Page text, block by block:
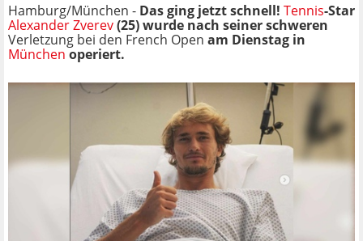
Hamburg/München - Das ging jetzt schnell! Tennis-Star
Alexander Zverev(25) wurde nach seiner schweren
Verletzung bei den French Open am Dienstag in
München operiert.